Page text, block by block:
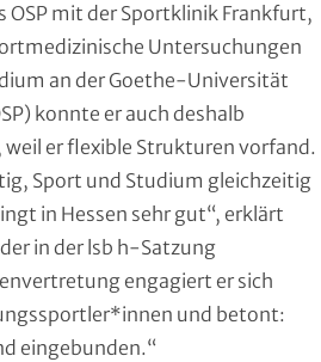
OSP mit der Sportklinik Frankfurt,
Untersuchungen
an der Goethe-Universität
konnte er auch deshalb
er flexible Strukturen vorfand.
Sport und Studium gleichzeitig
in Hessen sehr gut“, erklärt
in der lsb h-Satzung
engagiert er sich
und betont:
eingebunden.“